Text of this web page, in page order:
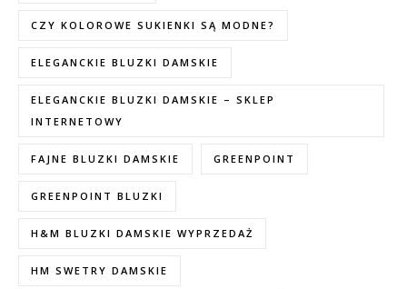
CZY KOLOROWE SUKIENKI SĄ MODNE?
ELEGANCKIE BLUZKI DAMSKIE
ELEGANCKIE BLUZKI DAMSKIE – SKLEP
INTERNETOWY
FAJNE BLUZKI DAMSKIE GREENPOINT
GREENPOINT BLUZKI
H&M BLUZKI DAMSKIE WYPRZEDAŻ
HM SWETRY DAMSKIE